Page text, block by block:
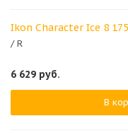
Ikon Character Ice 8
/ R
6 629 руб.
В